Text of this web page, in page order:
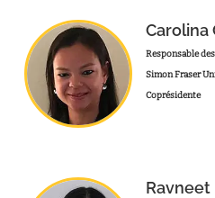
Carolina
Responsable
Simon Fraser
Coprésidente
Ravneet